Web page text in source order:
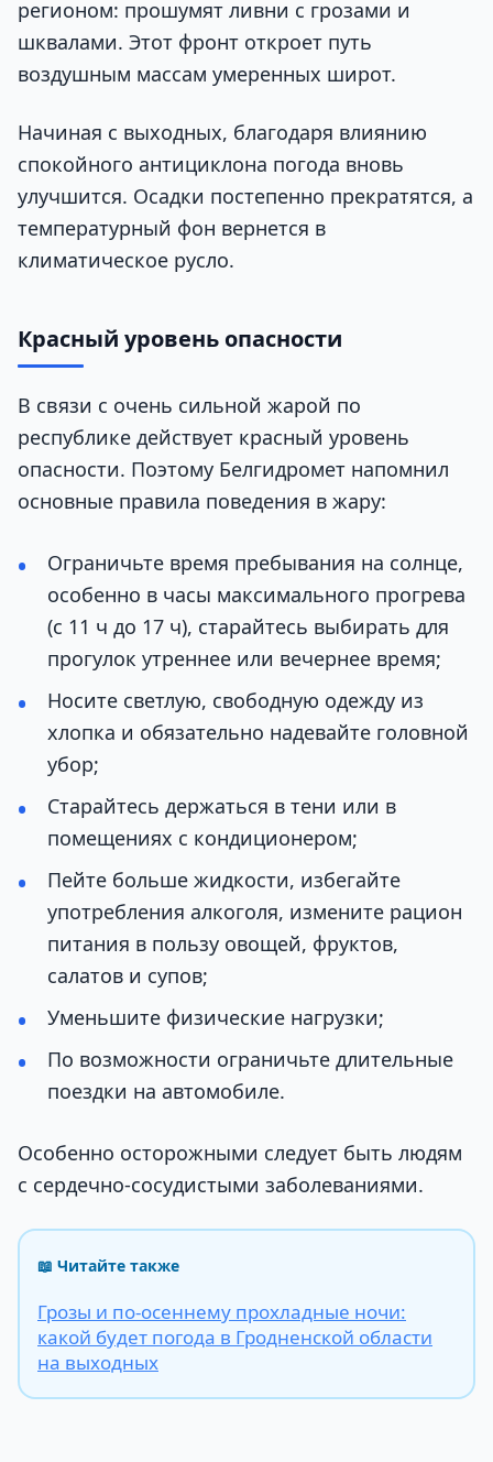
регионом: прошумят ливни с грозами и
шквалами. Этот фронт откроет путь
воздушным массам умеренных широт.
Начиная с выходных, благодаря влиянию
спокойного антициклона погода вновь
улучшится. Осадки постепенно прекратятся, а
температурный фон вернется в
климатическое русло.
Красный уровень опасности
В связи с очень сильной жарой по
республике действует красный уровень
опасности. Поэтому Белгидромет напомнил
основные правила поведения в жару:
Ограничьте время пребывания на солнце,
особенно в часы максимального прогрева
(с 11 ч до 17 ч), старайтесь выбирать для
прогулок утреннее или вечернее время;
Носите светлую, свободную одежду из
хлопка и обязательно надевайте головной
убор;
Старайтесь держаться в тени или в
помещениях с кондиционером;
Пейте больше жидкости, избегайте
употребления алкоголя, измените рацион
питания в пользу овощей, фруктов,
салатов и супов;
Уменьшите физические нагрузки;
По возможности ограничьте длительные
поездки на автомобиле.
Особенно осторожными следует быть людям
с сердечно-сосудистыми заболеваниями.
📖 Читайте также
Грозы и по-осеннему прохладные ночи:
какой будет погода в Гродненской области
на выходных